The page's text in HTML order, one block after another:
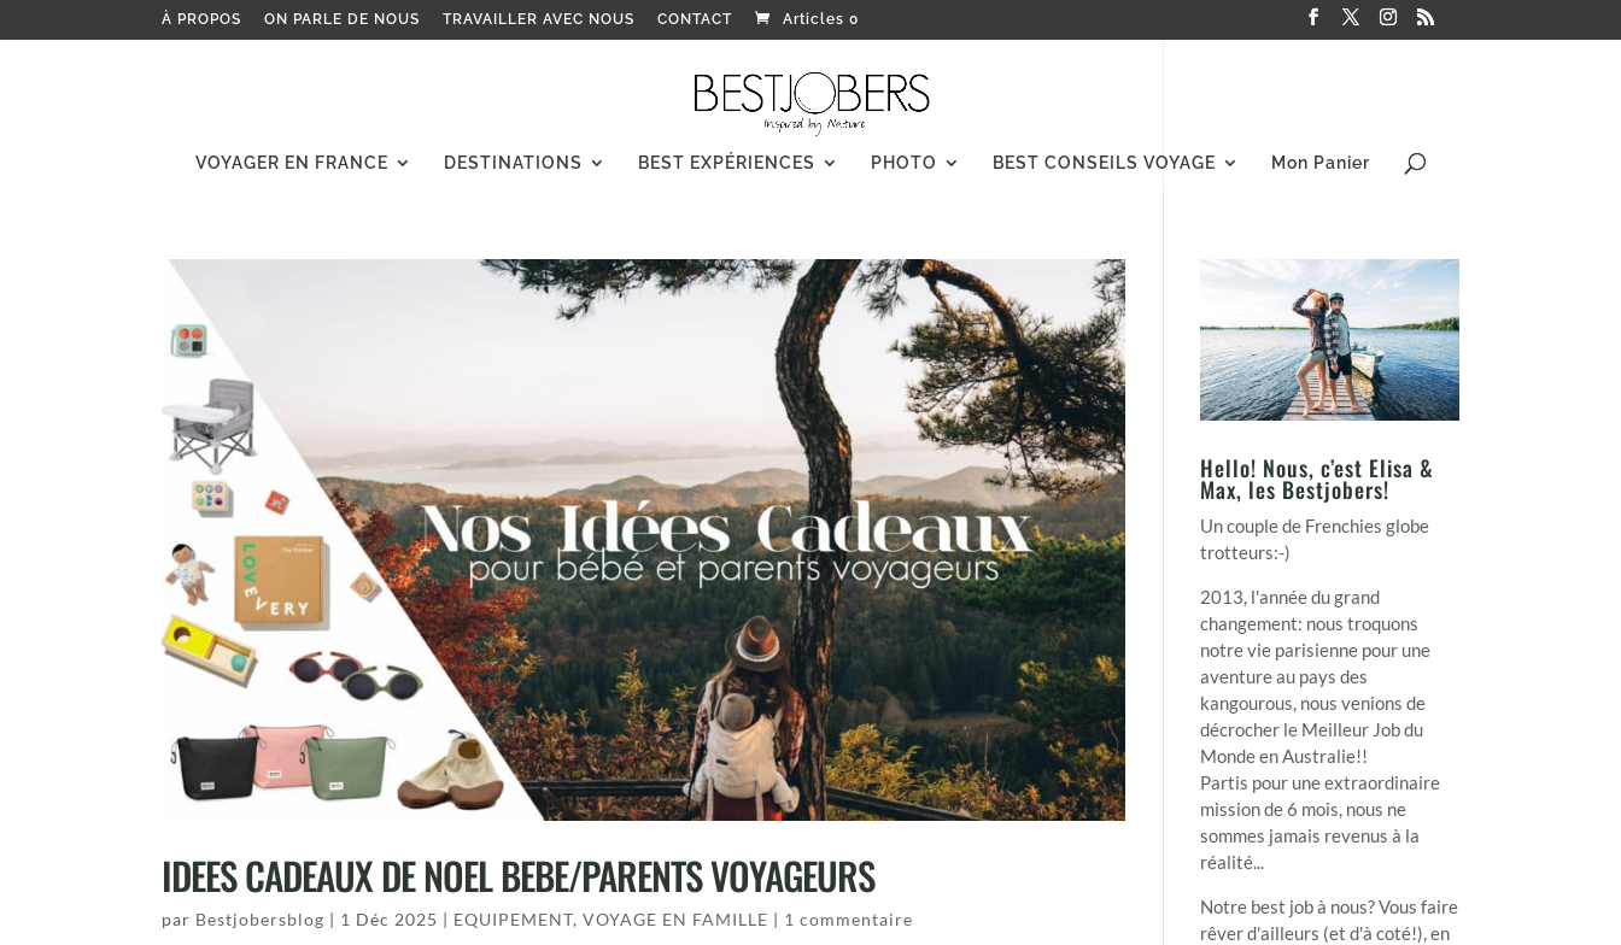
À PROPOS ON PARLE DE NOUS TRAVAILLER AVEC NOUS CONTACT Articles 0
VOYAGER EN FRANCE DESTINATIONS BEST EXPÉRIENCES PHOTO BEST CONSEILS VOYAGE Mon Panier
IDEES CADEAUX DE NOEL BEBE/PARENTS VOYAGEURS
par Bestjobersblog | 1 Déc 2025 | EQUIPEMENT,VOYAGE EN FAMILLE | 1 commentaire
Hello! Nous, c’est Elisa &
Max, les Bestjobers!
Un couple de Frenchies globe
trotteurs:-)
2013, l'année du grand
changement: nous troquons
notre vie parisienne pour une
aventure au pays des
kangourous, nous venions de
décrocher le Meilleur Job du
Monde en Australie!!
Partis pour une extraordinaire
mission de 6 mois, nous ne
sommes jamais revenus à la
réalité...
Notre best job à nous? Vous faire
rêver d'ailleurs (et d'à coté!), en